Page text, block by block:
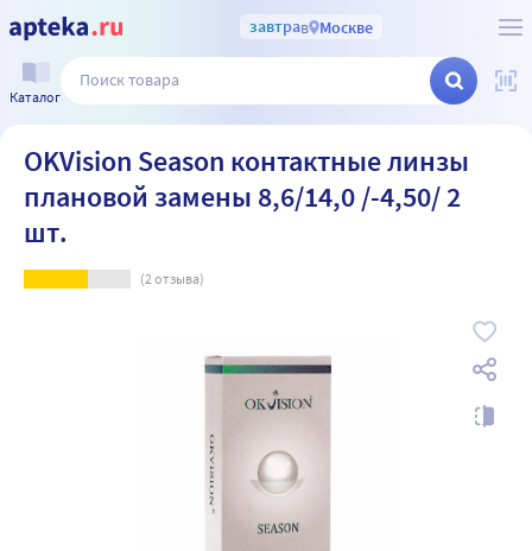
завтрав Москве
Каталог
OKVision Season контактные линзы
плановой замены 8,6/14,0 /-4,50/ 2
шт.
(2отзыва)